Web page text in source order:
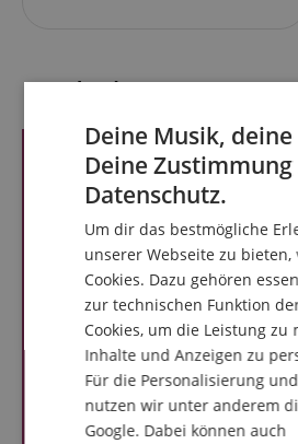
Kundenbewertungen
Deine Musik, deine
Deine
Datenschutz.
Um dir das bestmögliche
unserer Webseite zu
Cookies. Dazu gehören
zur technischen Funktion
Cookies, um die Leistung zu
Inhalte und Anzeigen zu
Für die Personalisierung
nutzen wir unter anderem
Google. Dabei können auch